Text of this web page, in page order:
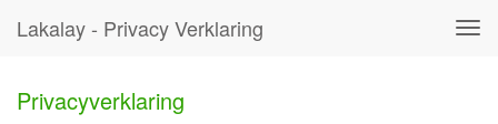
Lakalay - Privacy Verklaring
Privacyverklaring